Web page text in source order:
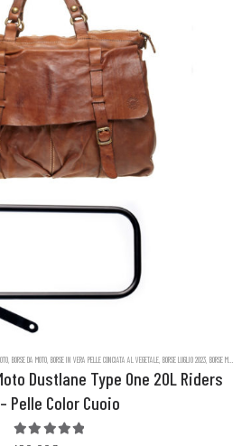
, BORSE DA MOTO, BORSE IN VERA PELLE CONCIATA AL VEGETALE, BORSE LUGLIO 2023, BORSE MESSENGER IN PELLE DUSTLANE
Dustlane Type One 20L Riders
Pelle Color Cuoio